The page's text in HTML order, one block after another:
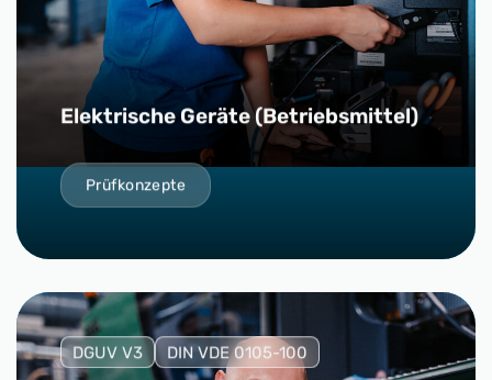
Elektrische Geräte (Betriebsmittel)
Prüfkonzepte
DGUV V3 DIN VDE 0105-100